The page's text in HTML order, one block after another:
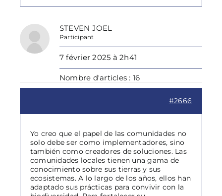
STEVEN JOEL
Participant
7 février 2025 à 2h41
Nombre d'articles : 16
#2666
Yo creo que el papel de las comunidades no
solo debe ser como implementadores, sino
también como creadores de soluciones. Las
comunidades locales tienen una gama de
conocimiento sobre sus tierras y sus
ecosistemas. A lo largo de los años, ellos han
adaptado sus prácticas para convivir con la